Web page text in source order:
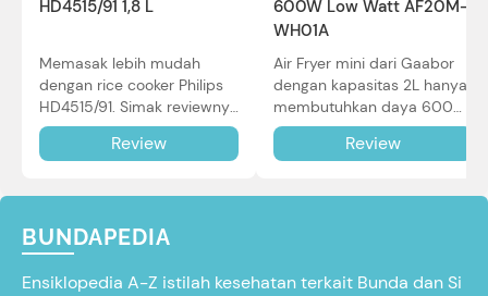
HD4515/91 1,8 L
Memasak lebih mudah
dengan rice cooker Philips
HD4515/91. Simak reviewnya
di sini.
Review
600W Low Watt AF20M-
WH01A
Air Fryer mini dari Gaabor
dengan kapasitas 2L hanya
membutuhkan daya 600W
dalam pemakaian. Simak
review selengkapnya di sini.
Review
BUNDAPEDIA
Ensiklopedia A-Z istilah kesehatan terkait Bunda dan Si